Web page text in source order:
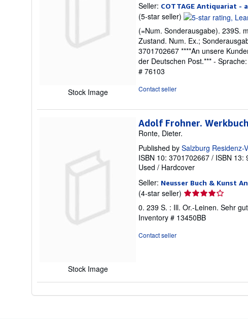
Stock Image
Seller: COTTAGE Antiquariat -
(5-star seller) Seller
5
out
of
5
(=Num. Sonderausgabe). 239S.
Zustand. Num. Ex.;
3701702667 ****An unsere
der Deutschen Post.*** -
# 76103
Contact seller
Stock Image
Adolf Frohner.
Ronte, Dieter.
Published by Salzburg Residenz-
ISBN 10: 3701702667 / ISBN 13:
Used / Hardcover
Seller: Neusser Buch & Kunst
(4-star seller) Seller
rating
4
out
0. 239 S. : Ill. Or.-Leinen. Sehr
Inventory # 13450BB
Contact seller